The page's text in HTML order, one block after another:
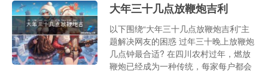
大年三十几点放鞭炮吉利
以下围绕“大年三十几点放鞭炮吉利”主
题解决网友的困惑 过年三十晚上放鞭炮
几点钟最合适? 在四川农村过年，燃放
鞭炮已经成为一种传统，每家每户都会